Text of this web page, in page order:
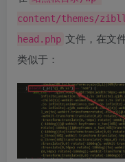
content/themes/
head.php 文件，在文
类似于：